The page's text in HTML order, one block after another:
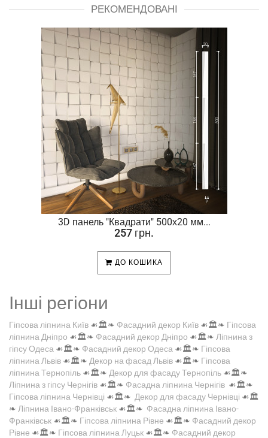
РЕКОМЕНДОВАНІ
3D панель "Квадрати" 500х20 мм...
257 грн.
ДО КОШИКА
Інші регіони
Гіпсова ліпнина Київ ☙🏛️❧ Фасадний декор Київ ☙🏛️❧ Гіпсова
ліпнина Дніпро ☙🏛️❧ Фасадний декор Дніпро ☙🏛️❧ Ліпнина з
гіпсу Одеса ☙🏛️❧ Фасадний декор Одеса ☙🏛️❧ Гіпсова
ліпнина Львів ☙🏛️❧ Декор на фасад Львів ☙🏛️❧ Гіпсова
ліпнина Тернопіль ☙🏛️❧ Декор для фасаду Тернопіль ☙🏛️❧
Ліпнина з гіпсу Чернігів ☙🏛️❧ Фасадна ліпнина Чернігів ☙🏛️❧
Гіпсова ліпнина Чернівці ☙🏛️❧ Декор для фасаду Чернівці ☙🏛️
❧ Ліпнина Івано-Франківськ ☙🏛️❧ Фасадна ліпнина Івано-
Франківськ ☙🏛️❧ Гіпсова ліпнина Рівне ☙🏛️❧ Фасадний декор
Рівне ☙🏛️❧ Гіпсова ліпнина Луцьк ☙🏛️❧ Фасадний декор